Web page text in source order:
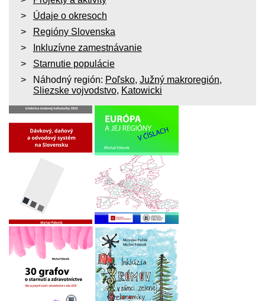
Údaje o okresoch
Regióny Slovenska
Inkluzívne zamestnávanie
Starnutie populácie
Náhodný región: Poľsko, Južný makroregión,
Sliezske vojvodstvo, Katowicki